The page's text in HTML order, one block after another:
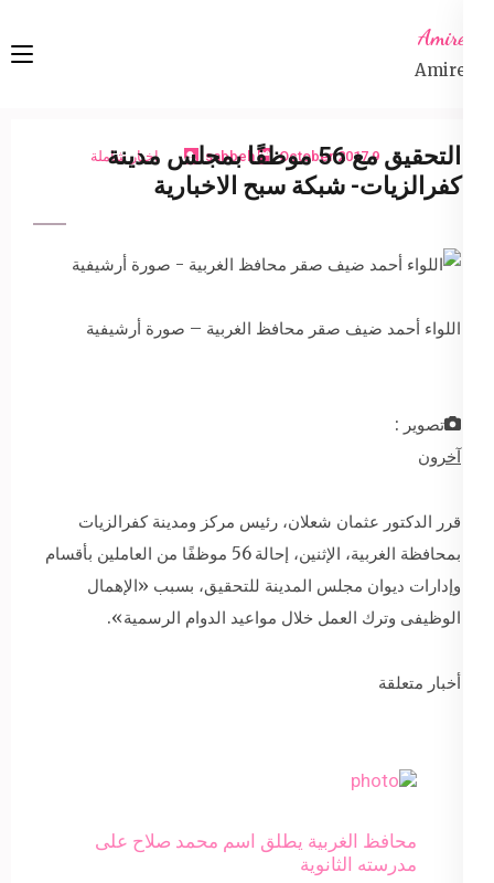
content
Enter)
Amireta
Amireta
9 October 2017
sabbeh اخبار شاملة
التحقيق مع 56 موظفًا بمجلس مدينة
كفرالزيات- شبكة سبح الاخبارية
اللواء أحمد ضيف صقر محافظ الغربية – صورة أرشيفية
تصوير :
آخرون
قرر الدكتور عثمان شعلان، رئيس مركز ومدينة كفرالزيات
بمحافظة الغربية، الإثنين، إحالة 56 موظفًا من العاملين بأقسام
وإدارات ديوان مجلس المدينة للتحقيق، بسبب «الإهمال
الوظيفى وترك العمل خلال مواعيد الدوام الرسمية».
أخبار متعلقة
محافظ الغربية يطلق اسم محمد صلاح على
مدرسته الثانوية